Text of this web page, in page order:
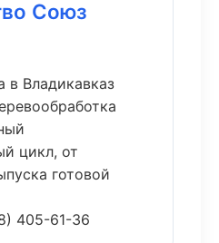
Союз
в Владикавказ
цикл, от
готовой
405-61-36